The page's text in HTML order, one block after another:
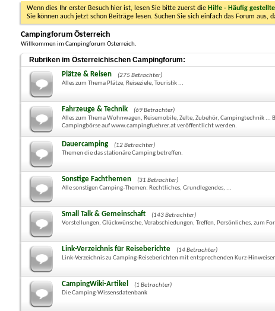
Wenn dies Ihr erster Besuch hier ist, lesen Sie bitte zuerst die Hilfe - Häufig
Sie können auch jetzt schon Beiträge lesen. Suchen Sie sich einfach das Forum aus,
Campingforum Österreich
Willkommen im Campingforum Österreich.
Rubriken im Österreichischen Campingforum:
Plätze & Reisen
(275 Betrachter)
Alles zum Thema Plätze, Reiseziele, Touristik ...
Fahrzeuge & Technik
(69 Betrachter)
Alles zum Thema Wohnwagen, Reisemobile, Zelte, Zubehör, Campingtechnik ...
Campingbörse auf www.campingfuehrer.at veröffentlicht werden.
Dauercamping
(12 Betrachter)
Themen die das stationäre Camping betreffen.
Sonstige Fachthemen
(31 Betrachter)
Alle sonstigen Camping-Themen: Rechtliches, Grundlegendes, ...
Small Talk & Gemeinschaft
(143 Betrachter)
Vorstellungen, Glückwünsche, Verabschiedungen, Treffen, Persönliches, zum
Link-Verzeichnis für Reiseberichte
(14 Betrachter)
Link-Verzeichnis zu Camping-Reiseberichten mit entsprechenden Kurz-
CampingWiki-Artikel
(1 Betrachter)
Die Camping-Wissensdatenbank